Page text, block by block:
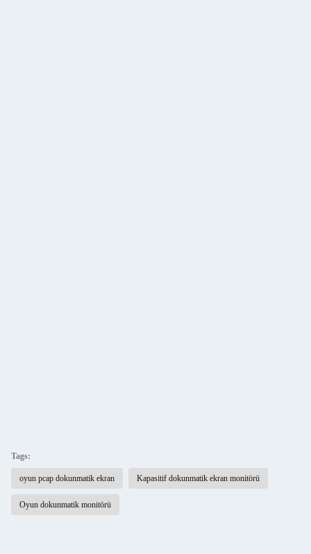
Tags:
oyun pcap dokunmatik ekran Kapasitif dokunmatik ekran monitörü
Oyun dokunmatik monitörü